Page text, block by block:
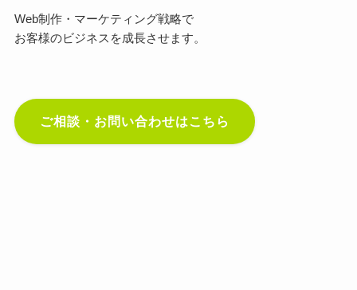
Web制作・マーケティング戦略で
お客様のビジネスを成長させます。
ご相談・お問い合わせはこちら